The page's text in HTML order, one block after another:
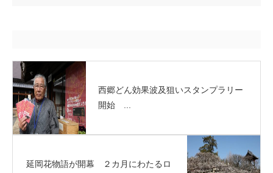
西郷どん効果波及狙いスタンプラリー
開始 ...
延岡花物語が開幕 ２カ月にわたるロ